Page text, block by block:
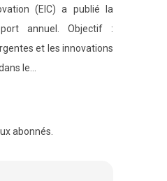
(EIC) a publié la
annuel. Objectif :
et les innovations
le…
abonnés.